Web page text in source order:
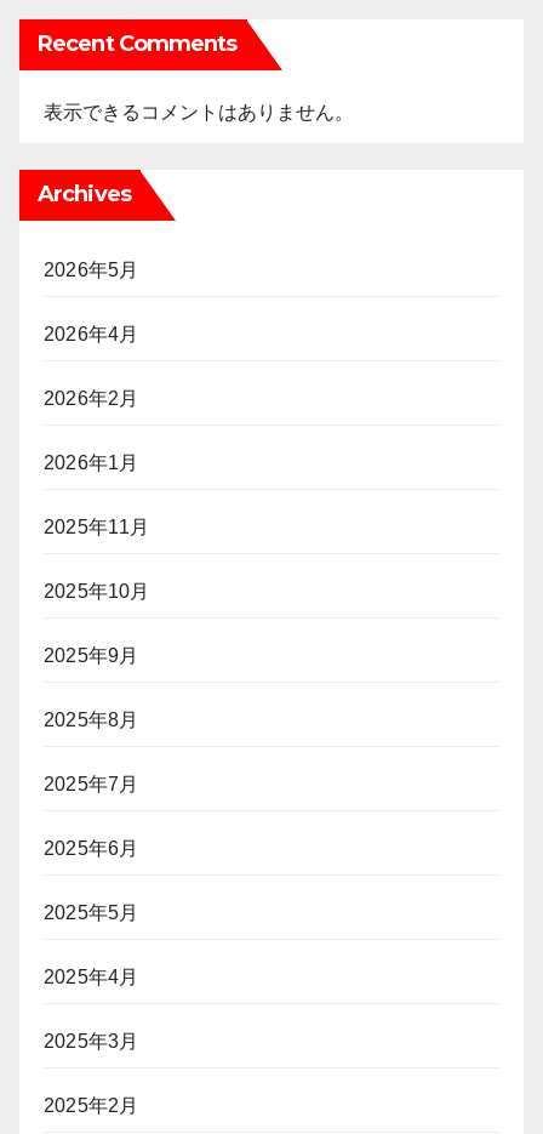
Recent Comments
表示できるコメントはありません。
Archives
2026年5月
2026年4月
2026年2月
2026年1月
2025年11月
2025年10月
2025年9月
2025年8月
2025年7月
2025年6月
2025年5月
2025年4月
2025年3月
2025年2月